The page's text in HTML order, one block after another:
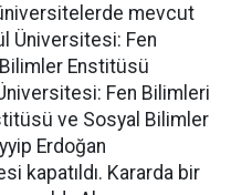
mevcut
Üniversitesi: Fen
Enstitüsü
Fen Bilimleri
ve Sosyal Bilimler
Erdoğan
kapatıldı. Kararda bir